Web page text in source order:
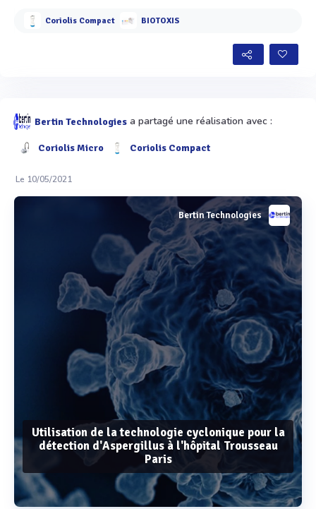
Voir plus
Coriolis Compact BIOTOXIS
Bertin Technologies a partagé une réalisation avec :
Coriolis Micro Coriolis Compact
Le 10/05/2021
Bertin Technologies
Utilisation de la technologie cyclonique pour la
détection d'Aspergillus à l'hôpital Trousseau
Paris